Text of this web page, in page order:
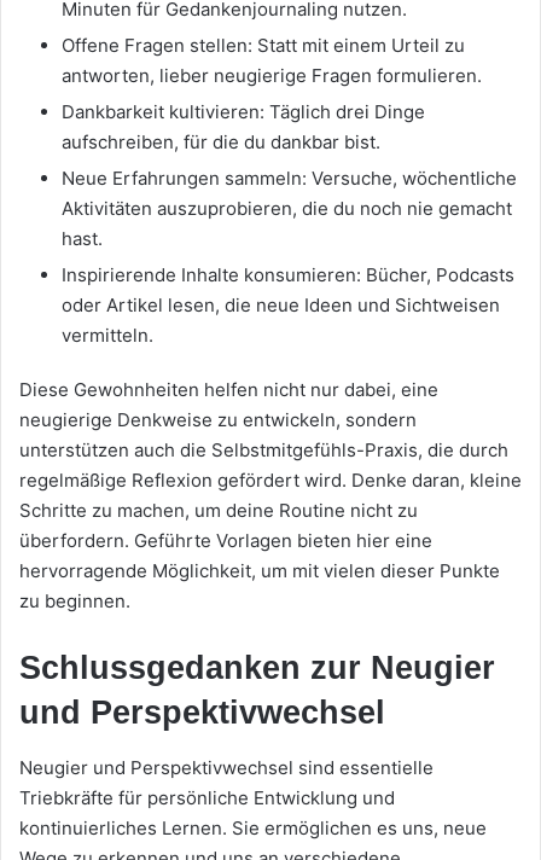
Minuten für Gedankenjournaling nutzen.
Offene Fragen stellen: Statt mit einem Urteil zu
antworten, lieber neugierige Fragen formulieren.
Dankbarkeit kultivieren: Täglich drei Dinge
aufschreiben, für die du dankbar bist.
Neue Erfahrungen sammeln: Versuche, wöchentliche
Aktivitäten auszuprobieren, die du noch nie gemacht
hast.
Inspirierende Inhalte konsumieren: Bücher, Podcasts
oder Artikel lesen, die neue Ideen und Sichtweisen
vermitteln.
Diese Gewohnheiten helfen nicht nur dabei, eine
neugierige Denkweise zu entwickeln, sondern
unterstützen auch die Selbstmitgefühls-Praxis, die durch
regelmäßige Reflexion gefördert wird. Denke daran, kleine
Schritte zu machen, um deine Routine nicht zu
überfordern. Geführte Vorlagen bieten hier eine
hervorragende Möglichkeit, um mit vielen dieser Punkte
zu beginnen.
Schlussgedanken zur Neugier
und Perspektivwechsel
Neugier und Perspektivwechsel sind essentielle
Triebkräfte für persönliche Entwicklung und
kontinuierliches Lernen. Sie ermöglichen es uns, neue